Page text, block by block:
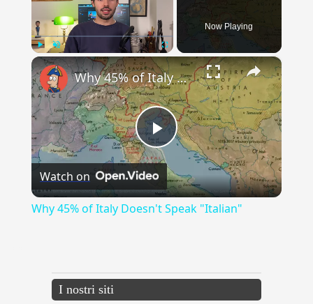
Play Unmute Fullscreen
Now Playing
×
Play
Video
Why 45% of Italy Doesn't Speak "Italian"
Watch on
Why 45% of Italy Doesn't Speak "Italian"
I nostri siti